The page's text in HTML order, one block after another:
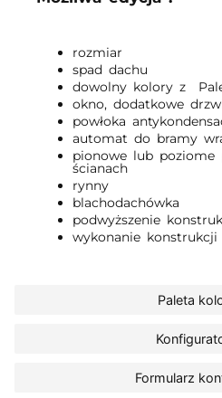
Paleta
Formularz
rozmiar
spad dachu
dowolny kolory z
okno, dodatkowe
powłoka
automat do bramy
pionowe lub poziome
ścianach
rynny
blachodachówka
podwyższenie
wykonanie